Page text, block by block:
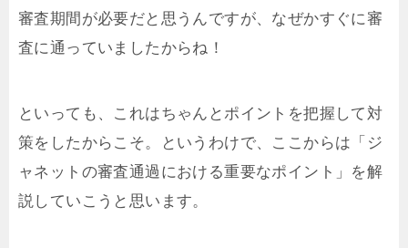
審査期間が必要だと思うんですが、なぜかすぐに審
査に通っていましたからね！
といっても、これはちゃんとポイントを把握して対
策をしたからこそ。というわけで、ここからは「ジ
ャネットの審査通過における重要なポイント」を解
説していこうと思います。